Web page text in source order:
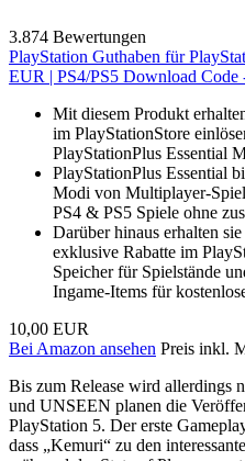
3.874 Bewertungen
PlayStation Guthaben für
EUR | PS4/PS5 Download Code
Mit diesem Produkt
im PlayStationStore
PlayStationPlus Essential
PlayStationPlus Essential
Modi von Multiplayer-
PS4 & PS5 Spiele ohne
Darüber hinaus erhalten
exklusive Rabatte im
Speicher für Spielstände
Ingame-Items für
10,00 EUR
Bei Amazon ansehen Preis inkl.
Bis zum Release wird allerdings
und UNSEEN planen die
PlayStation 5. Der erste
dass „Kemuri“ zu den